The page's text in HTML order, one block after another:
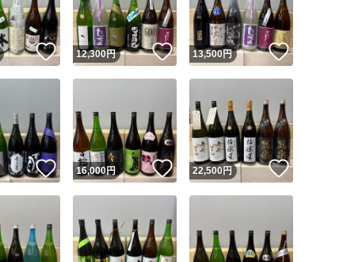
いいね！
12,300円 いいね！
13,500円 いいね！
いいね！
16,000円 いいね！
22,500円 いいね！